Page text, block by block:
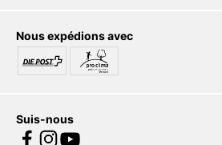
Suis-nous
Nous expédions avec